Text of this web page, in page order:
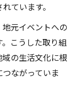
ています。
元イベントへの
こうした取り組
の生活文化に根
ながっていま